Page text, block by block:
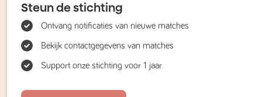
Steun de stichting
Ontvang notificaties van nieuwe matches
Bekijk contactgegevens van matches
Support onze stichting voor 1 jaar